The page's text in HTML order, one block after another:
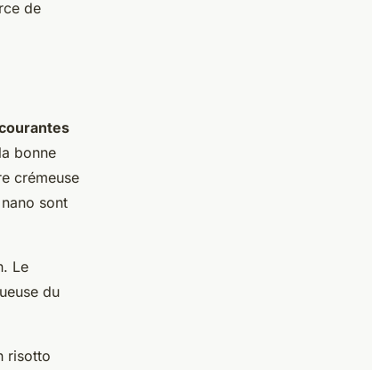
de
bonne
crémeuse
sont
Le
du
risotto